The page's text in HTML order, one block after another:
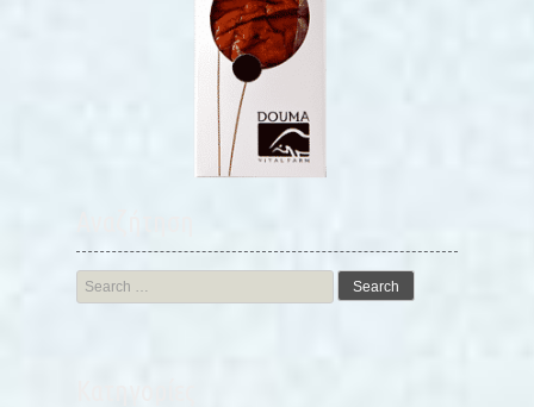
Search
for: